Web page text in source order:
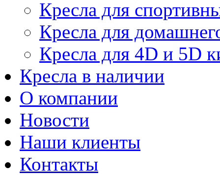
Кресла для
Кресла для
Кресла для 4D и 5D
Кресла в наличии
О компании
Новости
Наши клиенты
Контакты